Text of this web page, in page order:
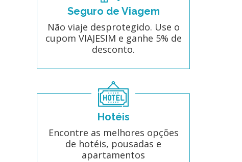
Seguro de Viagem
Não viaje desprotegido. Use o
cupom VIAJESIM e ganhe 5% de
desconto.
Hotéis
Encontre as melhores opções
de hotéis, pousadas e
apartamentos